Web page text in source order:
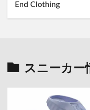
End Clothing
スニーカー